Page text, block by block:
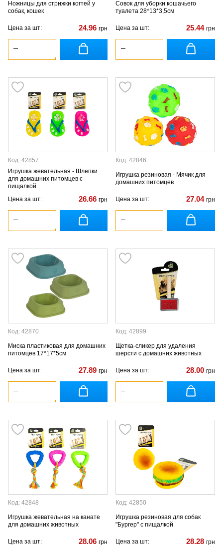
Ножницы для стрижки когтей у
собак, кошек
Цена за шт: 24.96 грн
Совок для уборки кошачьего
туалета 28*13*3,5см
Цена за шт: 25.44 грн
Код: 42857
Игрушка жевательная - Шлепки
для домашних питомцев с
пищалкой
Цена за шт:
26.66 грн
Код: 42846
Игрушка резиновая - Мячик для
домашних питомцев
Цена за шт: 27.04 грн
Код: 42870
Миска пластиковая для домашних
питомцев 17*17*5см
Цена за шт: 27.89 грн
Код: 42899
Щетка-сликер для удаления
шерсти с домашних животных
Цена за шт: 28.00 грн
Код: 42848
Игрушка жевательная на канате
для домашних животных
Цена за шт: 28.06 грн
Код: 42850
Игрушка резиновая для собак
"Бургер" с пищалкой
Цена за шт: 28.28 грн